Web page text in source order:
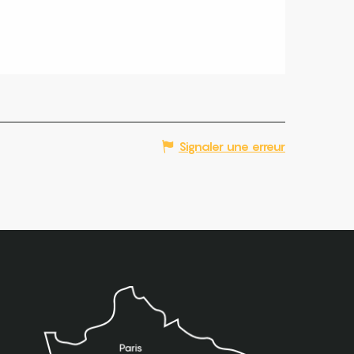
Signaler une erreur